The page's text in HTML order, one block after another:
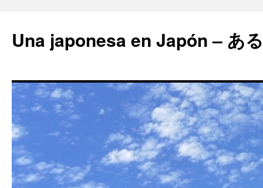
Una japonesa en Japón – あ